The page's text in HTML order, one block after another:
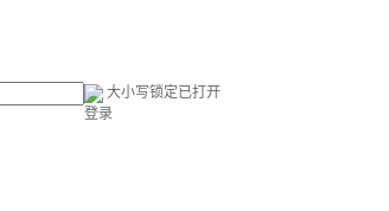
大小写锁定已打开
登录